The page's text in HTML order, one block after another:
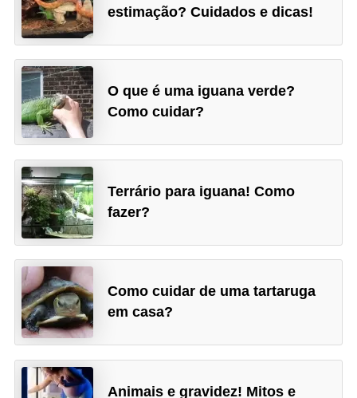
estimação? Cuidados e dicas!
O que é uma iguana verde?
Como cuidar?
Terrário para iguana! Como
fazer?
Como cuidar de uma tartaruga
em casa?
Animais e gravidez! Mitos e
i
s
R
é
p
t
e
i
s
e
a
n
f
í
i